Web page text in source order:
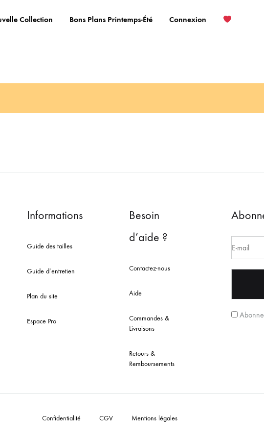
Collection Bons Plans Printemps-Été Connexion
Informations
Guide des tailles
Guide d’entretien
Plan du site
Espace Pro
Besoin
d’aide ?
Contactez-nous
Aide
Commandes &
Livraisons
Retours &
Remboursements
Confidentialité CGV Mentions légales